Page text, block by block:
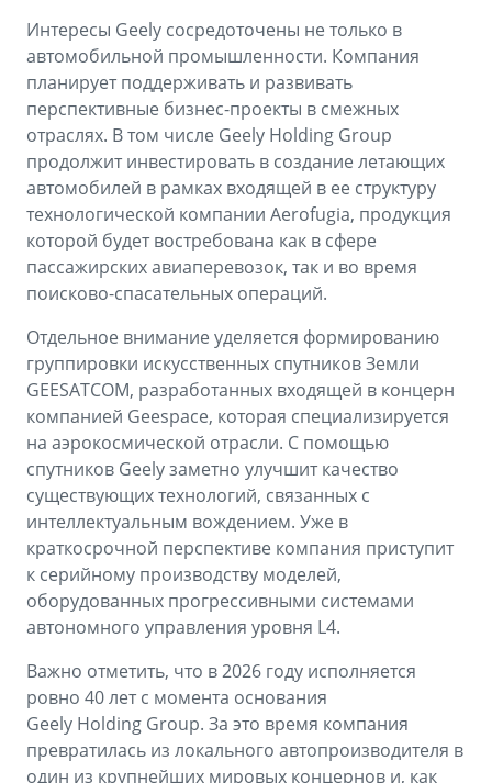
Интересы Geely сосредоточены не только в
автомобильной промышленности. Компания
планирует поддерживать и развивать
перспективные бизнес-проекты в смежных
отраслях. В том числе Geely Holding Group
продолжит инвестировать в создание летающих
автомобилей в рамках входящей в ее структуру
технологической компании Aerofugia, продукция
которой будет востребована как в сфере
пассажирских авиаперевозок, так и во время
поисково-спасательных операций.
Отдельное внимание уделяется формированию
группировки искусственных спутников Земли
GEESATCOM, разработанных входящей в концерн
компанией Geespace, которая специализируется
на аэрокосмической отрасли. С помощью
спутников Geely заметно улучшит качество
существующих технологий, связанных с
интеллектуальным вождением. Уже в
краткосрочной перспективе компания приступит
к серийному производству моделей,
оборудованных прогрессивными системами
автономного управления уровня L4.
Важно отметить, что в 2026 году исполняется
ровно 40 лет с момента основания
Geely Holding Group. За это время компания
превратилась из локального автопроизводителя в
один из крупнейших мировых концернов и, как